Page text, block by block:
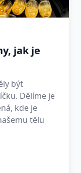
jak je
být
Dělíme je
kde je
tělu